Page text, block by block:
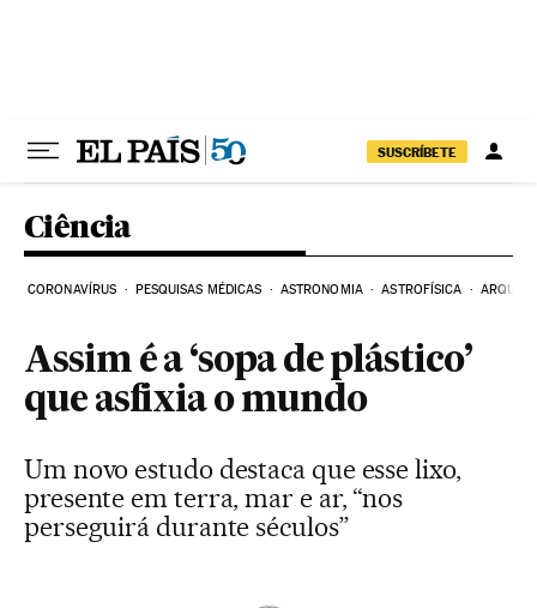
SUSCRÍBETE
Ciência
CORONAVÍRUS PESQUISAS MÉDICAS ASTRONOMIA ASTROFÍSICA
Assim é a ‘sopa de plástico’
que asfixia o mundo
Um novo estudo destaca que esse lixo,
presente em terra, mar e ar, “nos
perseguirá durante séculos”